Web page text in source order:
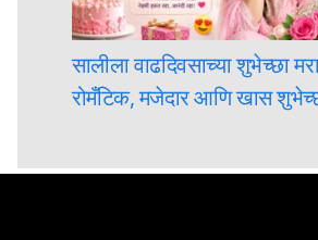
सालीला वाढदिवसाच्या शुभेच्छा
रोमँटिक, मजेदार आणि खास